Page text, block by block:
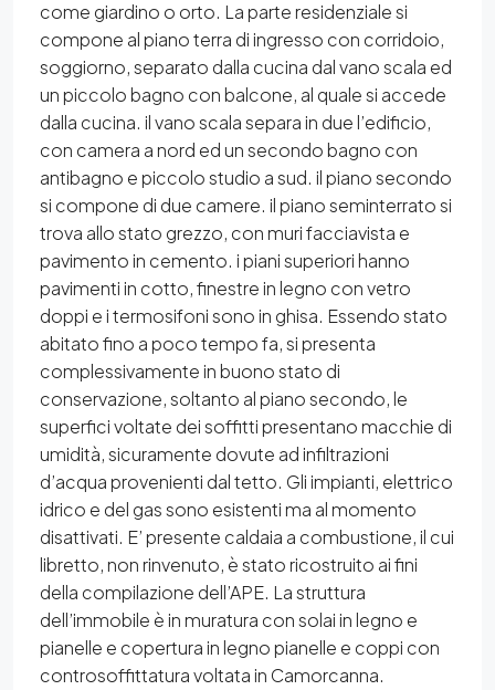
come giardino o orto. La parte residenziale si
compone al piano terra di ingresso con corridoio,
soggiorno, separato dalla cucina dal vano scala ed
un piccolo bagno con balcone, al quale si accede
dalla cucina. il vano scala separa in due l’edificio,
con camera a nord ed un secondo bagno con
antibagno e piccolo studio a sud. il piano secondo
si compone di due camere. il piano seminterrato si
trova allo stato grezzo, con muri facciavista e
pavimento in cemento. i piani superiori hanno
pavimenti in cotto, finestre in legno con vetro
doppi e i termosifoni sono in ghisa. Essendo stato
abitato fino a poco tempo fa, si presenta
complessivamente in buono stato di
conservazione, soltanto al piano secondo, le
superfici voltate dei soffitti presentano macchie di
umidità, sicuramente dovute ad infiltrazioni
d’acqua provenienti dal tetto. Gli impianti, elettrico
idrico e del gas sono esistenti ma al momento
disattivati. E’ presente caldaia a combustione, il cui
libretto, non rinvenuto, è stato ricostruito ai fini
della compilazione dell’APE. La struttura
dell’immobile è in muratura con solai in legno e
pianelle e copertura in legno pianelle e coppi con
controsoffittatura voltata in Camorcanna.